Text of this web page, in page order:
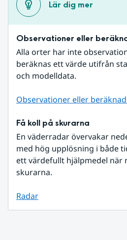
Lär dig mer
Observationer eller
Alla orter har inte
beräknas ett värde utifrån
och modelldata.
Observationer eller
Få koll på skurarna
En väderradar övervakar
med hög upplösning i både
ett värdefullt hjälpmedel när
skurarna.
Radar